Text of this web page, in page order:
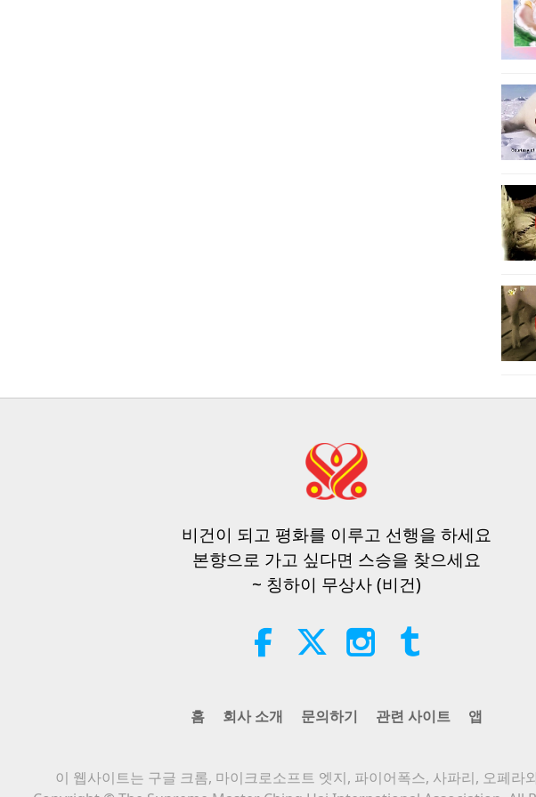
비건이 되고 평화를 이루고 선행을 하세요
본향으로 가고 싶다면 스승을 찾으세요
~ 칭하이 무상사 (비건)
홈 회사 소개 문의하기 관련 사이트 앱
이 웹사이트는 구글 크롬, 마이크로소프트 엣지, 파이어폭스, 사파리, 오페라